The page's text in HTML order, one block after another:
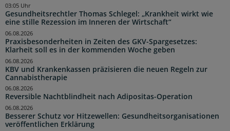
Gesundheitsrechtler Thomas Schlegel: „Krankheit wirkt wie
eine stille Rezession im Inneren der Wirtschaft“
03:05 Uhr
Praxisbesonderheiten in Zeiten des GKV-Spargesetzes:
Klarheit soll es in der kommenden Woche geben
06.08.2026
KBV und Krankenkassen präzisieren die neuen Regeln zur
Cannabistherapie
06.08.2026
Reversible Nachtblindheit nach Adipositas-Operation
06.08.2026
Besserer Schutz vor Hitzewellen: Gesundheitsorganisationen
veröffentlichen Erklärung
06.08.2026